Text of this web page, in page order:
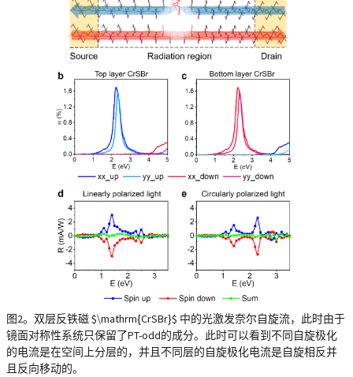
图2。双层反铁磁 $\mathrm{CrSBr}$ 中的光激发奈尔自旋流，此时由于
镜面对称性系统只保留了PT-odd的成分。此时可以看到不同自旋极化
的电流是在空间上分层的，并且不同层的自旋极化电流是自旋相反并
且反向移动的。